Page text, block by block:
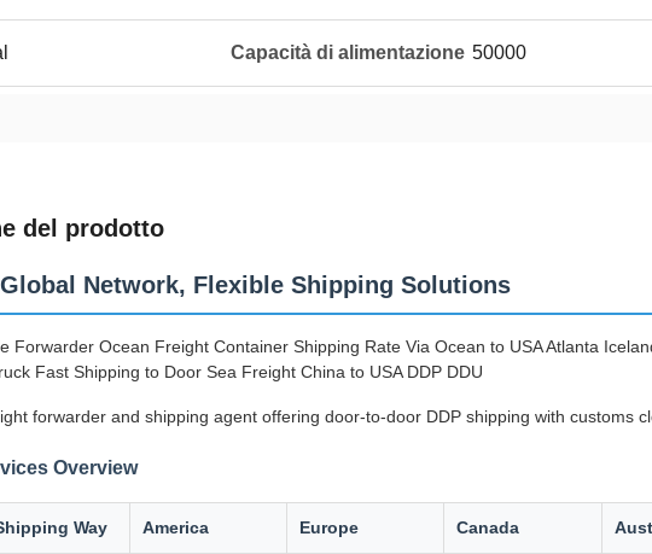
Capacità di alimentazione 50000
del prodotto
Network, Flexible Shipping Solutions
Forwarder Ocean Freight Container Shipping Rate Via Ocean to USA Atlanta
Fast Shipping to Door Sea Freight China to USA DDP DDU
forwarder and shipping agent offering door-to-door DDP shipping with customs
Overview
Way America Europe Canada